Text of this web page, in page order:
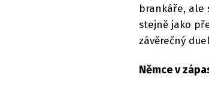
brankáře, ale
stejně jako
závěrečný
Němce v